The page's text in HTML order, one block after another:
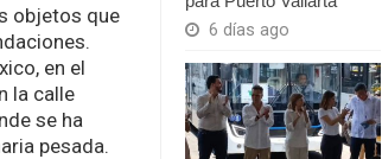
6 días ago
objetos que
en el
la calle
se ha
pesada.